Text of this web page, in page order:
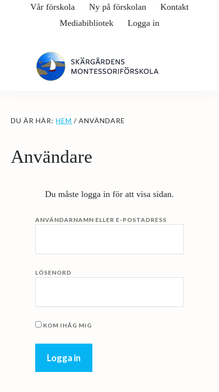
Vår förskola Ny på förskolan
Kontakt
Mediabibliotek
Logga in
DU ÄR HÄR:HEM / ANVÄNDARE
Användare
Du måste logga in för att visa sidan.
ANVÄNDARNAMN ELLER E-POSTADRESS
LÖSENORD
KOM IHÅG MIG